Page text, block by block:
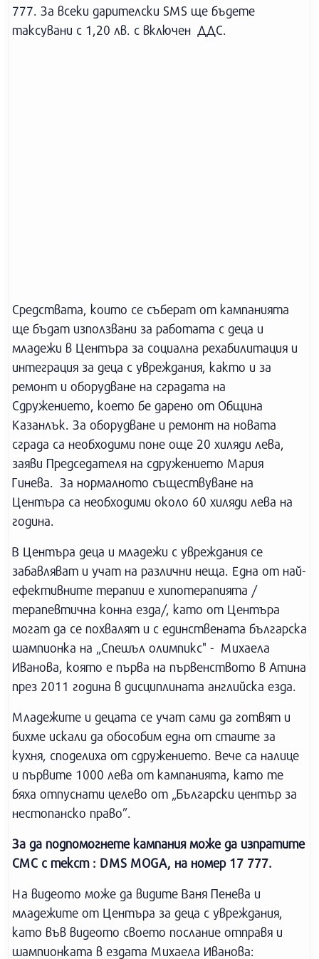
777. За всеки дарителски SMS ще бъдете
таксувани с 1,20 лв. с включен ДДС.
Средствата, които се съберат от кампанията
ще бъдат използвани за работата с деца и
младежи в Центъра за социална рехабилитация и
интеграция за деца с увреждания, както и за
ремонт и оборудване на сградата на
Сдружението, което бе дарено от Община
Казанлък. За оборудване и ремонт на новата
сграда са необходими поне още 20 хиляди лева,
заяви Председателя на сдружението Мария
Гинева. За нормалното съществуване на
Центъра са необходими около 60 хиляди лева на
година.
В Центъра деца и младежи с увреждания се
забавляват и учат на различни неща. Една от най-
ефективните терапии е хипотерапията /
терапевтична конна езда/, като от Центъра
могат да се похвалят и с единствената българска
шампионка на „Спешъл олимпикс" - Михаела
Иванова, която е първа на първенството в Атина
през 2011 година в дисциплината английска езда.
Младежите и децата се учат сами да готвят и
бихме искали да обособим една от стаите за
кухня, споделиха от сдружението. Вече са налице
и първите 1000 лева от кампанията, като те
бяха отпуснати целево от „Български център за
нестопанско право”.
За да подпомогнете кампания може да изпратите
СМС с текст : DMS MOGA, на номер 17 777.
На видеото може да видите Ваня Пенева и
младежите от Центъра за деца с увреждания,
като във видеото своето послание отправя и
шампионката в ездата Михаела Иванова: